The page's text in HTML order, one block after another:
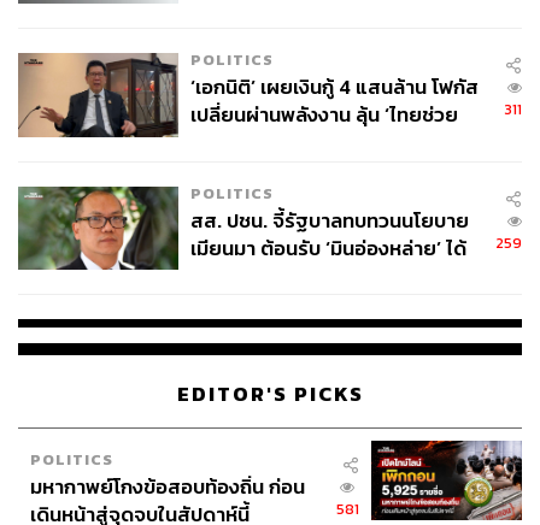
POLITICS
‘เอกนิติ’ เผยเงินกู้ 4 แสนล้าน โฟกัส
เปลี่ยนผ่านพลังงาน ลุ้น ‘ไทยช่วย
311
POLITICS
สส. ปชน. จี้รัฐบาลทบทวนนโยบาย
เมียนมา ต้อนรับ ‘มินอ่องหล่าย’ ได้
259
EDITOR'S PICKS
POLITICS
มหากาพย์โกงข้อสอบท้องถิ่น ก่อน
เดินหน้าสู่จุดจบในสัปดาห์นี้
581